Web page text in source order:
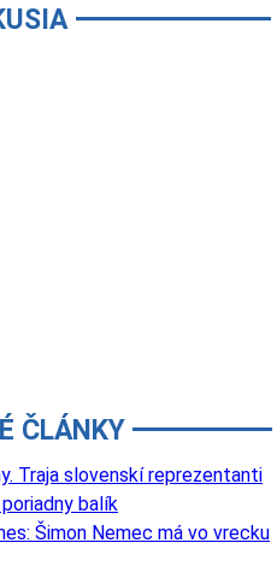
ČLÁNKY
Traja slovenskí reprezentanti
balík
Šimon Nemec má vo vrecku